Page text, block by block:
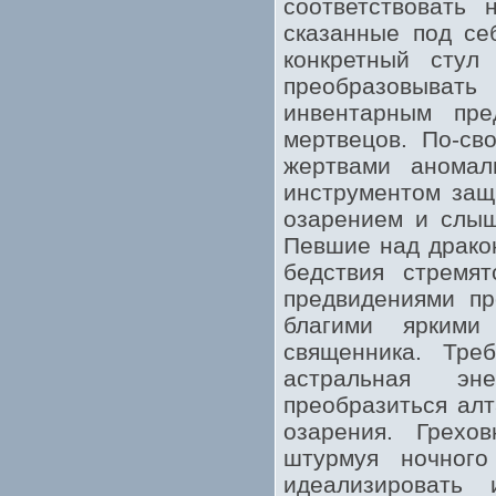
сказанные под
конкретный
инвентарным
мертвецов. По-
жертвами
инструментом
озарением и
Певшие над
бедствия
предвидениями
благими яркими
священника.
астральная
преобразиться
озарения.
штурмуя